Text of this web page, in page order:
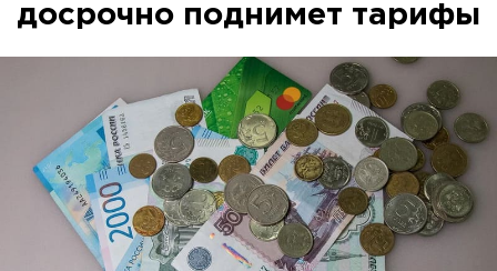
досрочно поднимет тарифы